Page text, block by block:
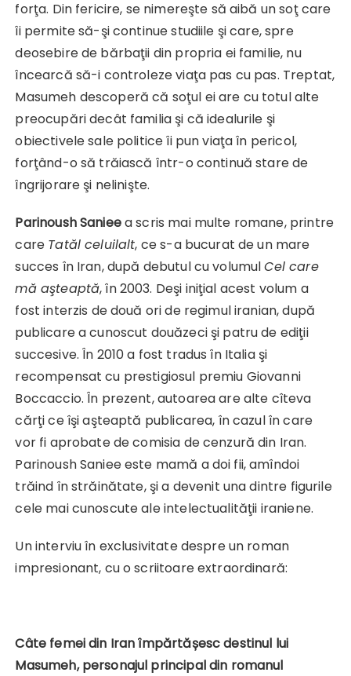
forţa. Din fericire, se nimereşte să aibă un soţ care
îi permite să-şi continue studiile şi care, spre
deosebire de bărbaţii din pro­pria ei familie, nu
încearcă să-i controleze viaţa pas cu pas. Treptat,
Masumeh descoperă că soţul ei are cu totul alte
preocupări decât familia şi că idealurile şi
obiectivele sale politice îi pun viaţa în pericol,
forţând-o să trăiască într-o continuă stare de
îngrijorare şi nelinişte.
Parinoush Sanieea scris mai multe romane, printre
care Tatăl celuilalt, ce s-a bucu­rat de un mare
succes în Iran, după debutul cu volumulCel care
mă aşteaptă, în 2003. Deşi iniţial acest volum a
fost interzis de două ori de regimul iranian, după
publicare a cunoscut douăzeci şi patru de ediţii
succesive. În 2010 a fost tradus în Italia şi
recompensat cu prestigiosul premiu Giovanni
Boccaccio. În prezent, autoarea are alte cîteva
cărţi ce îşi aşteaptă publicarea, în cazul în care
vor fi aprobate de comisia de cenzură din Iran.
Parinoush Saniee este mamă a doi fii, amîndoi
trăind în străină­tate, şi a devenit una dintre figurile
cele mai cunoscute ale inte­lectualităţii iraniene.
Un interviu în exclusivitate despre un roman
impresionant, cu o scriitoare extraordinară:
Câte femei din Iran împărtășesc destinul lui
Masumeh, personajul principal din romanul